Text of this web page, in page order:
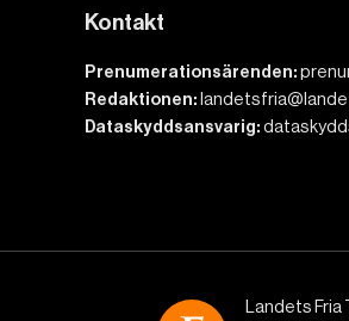
Kontakt
Prenumerationsärenden:
Redaktionen:
Dataskyddsansvarig:
Landets